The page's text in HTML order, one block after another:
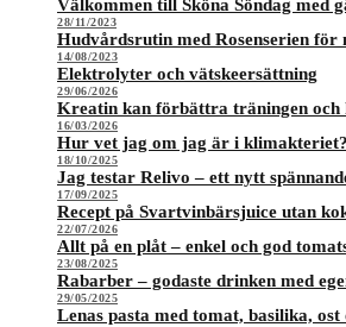
Välkommen till Sköna Söndag med
28/11/2023
Hudvårdsrutin med Rosenserien för
14/08/2023
Elektrolyter och vätskeersättning
29/06/2026
Kreatin kan förbättra träningen
16/03/2026
Hur vet jag om jag är i klimakteriet?
18/10/2025
Jag testar Relivo – ett nytt
17/09/2025
Recept på Svartvinbärsjuice utan
22/07/2026
Allt på en plåt – enkel och god
23/08/2025
Rabarber – godaste drinken med
29/05/2025
Lenas pasta med tomat, basilika, ost